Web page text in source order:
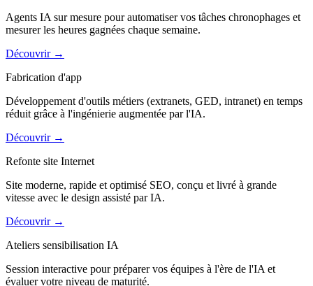
Agents IA sur mesure pour automatiser vos tâches chronophages et
mesurer les heures gagnées chaque semaine.
Découvrir →
Fabrication d'app
Développement d'outils métiers (extranets, GED, intranet) en temps
réduit grâce à l'ingénierie augmentée par l'IA.
Découvrir →
Refonte site Internet
Site moderne, rapide et optimisé SEO, conçu et livré à grande
vitesse avec le design assisté par IA.
Découvrir →
Ateliers sensibilisation IA
Session interactive pour préparer vos équipes à l'ère de l'IA et
évaluer votre niveau de maturité.